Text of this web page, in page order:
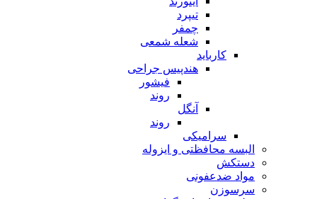
تیپرد
چمفر
شعله شمعی
کارباید
هندپیس جراحی
فیشور
روند
آنگل
روند
سرامیکی
البسه محافظتی و ایزوله
دستکش
مواد ضدعفونی
سرسوزن